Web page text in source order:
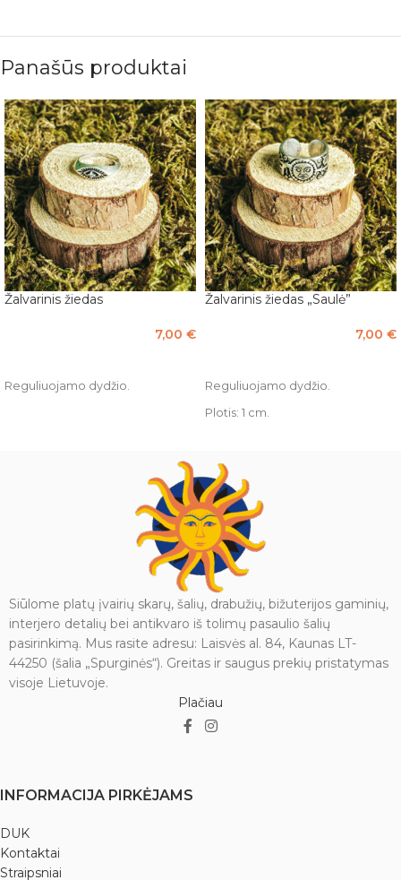
Panašūs produktai
Žalvarinis žiedas
7,00 €
Reguliuojamo dydžio.
Žalvarinis žiedas „Saulė”
7,00 €
Reguliuojamo dydžio.
Plotis: 1 cm.
Siūlome platų įvairių skarų, šalių, drabužių, bižuterijos gaminių,
interjero detalių bei antikvaro iš tolimų pasaulio šalių
pasirinkimą. Mus rasite adresu: Laisvės al. 84, Kaunas LT-
44250 (šalia „Spurginės“). Greitas ir saugus prekių pristatymas
visoje Lietuvoje.
Plačiau
INFORMACIJA PIRKĖJAMS
DUK
Kontaktai
Straipsniai